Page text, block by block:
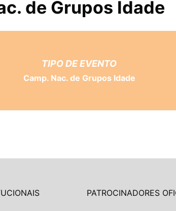
de Grupos Idade
TIPO DE EVENTO
Camp. Nac. de Grupos Idade
PATROCINADORES